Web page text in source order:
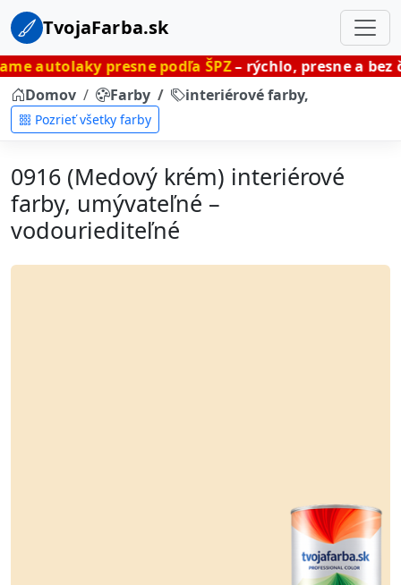
TvojaFarba.sk
presne podľa ŠPZ– rýchlo, presne a bez čakania.
Domov
Farby interiérové farby,
Pozrieť všetky farby
0916 (Medový krém) interiérové
farby, umývateľné –
vodouriediteľné